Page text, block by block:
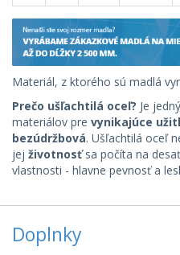
Materiál, z ktorého sú madlá
Prečo ušľachtilá oceľ? Je
materiálov pre vynikajúce
bezúdržbová. Ušľachtilá oceľ
jej životnosťsa počíta na
vlastnosti - hlavne pevnosť a
Doplnky